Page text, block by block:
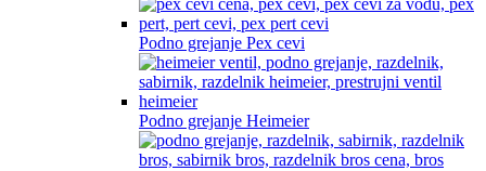
Podno grejanje Pex cevi
Podno grejanje Heimeier